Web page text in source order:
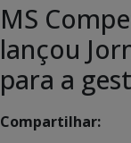
MS
lançou
para a
Compartilhar: